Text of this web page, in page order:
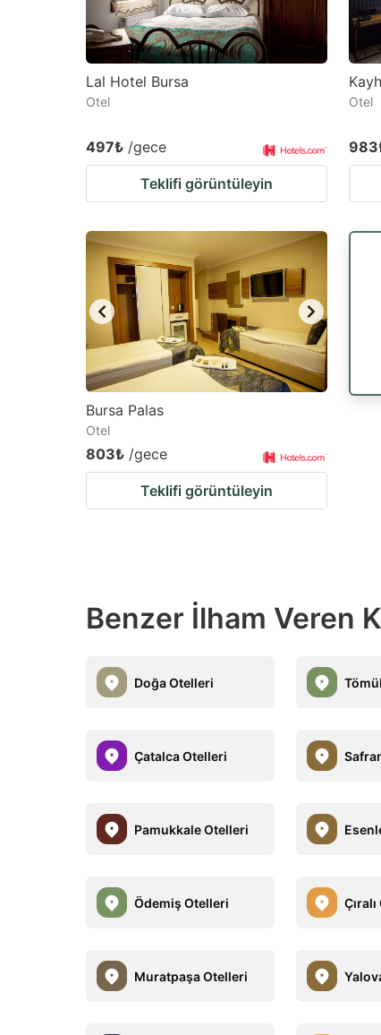
Lal Hotel Bursa
Otel
497₺ /gece
Teklifi görüntüleyin
Otel
Bursa Palas
Otel
803₺ /gece
Teklifi görüntüleyin
Benzer İlham Veren
Doğa Otelleri
Çatalca Otelleri
Pamukkale Otelleri
Ödemiş Otelleri
Muratpaşa Otelleri